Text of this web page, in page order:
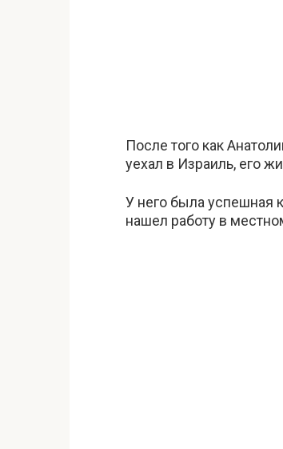
После того как
уехал в Израиль, его
У него была успешная
нашел работу в